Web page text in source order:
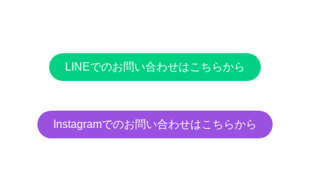
LINEでのお問い合わせはこちらから
Instagramでのお問い合わせはこちらから